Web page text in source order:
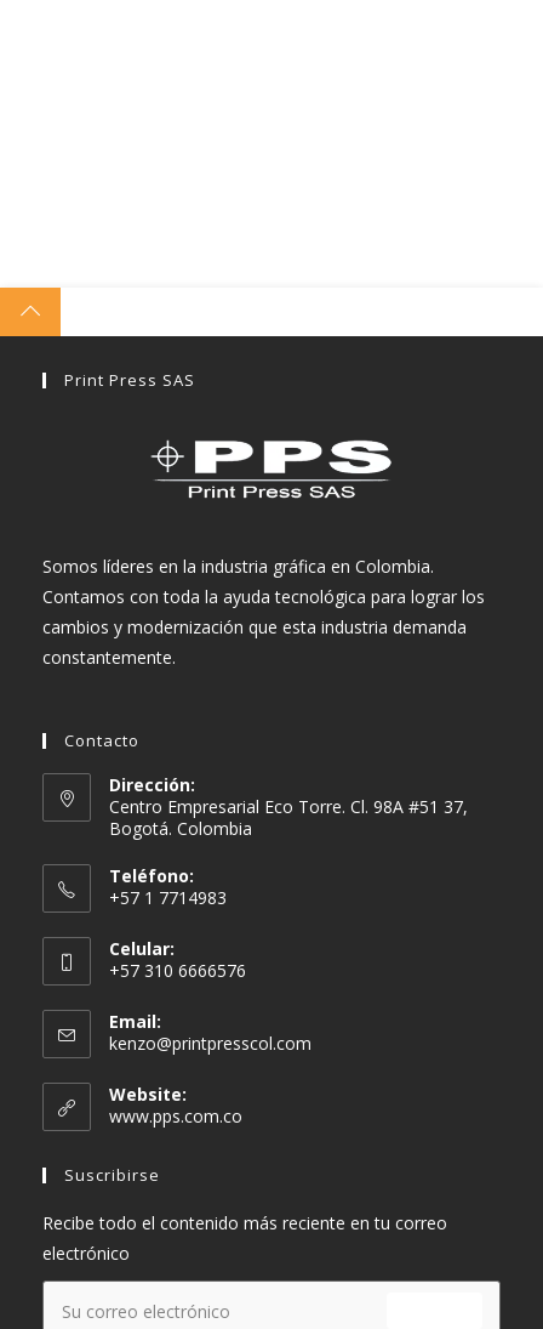
Print Press SAS
Somos líderes en la industria gráfica en Colombia.
Contamos con toda la ayuda tecnológica para lograr los
cambios y modernización que esta industria demanda
constantemente.
Contacto
Dirección:
Centro Empresarial Eco Torre. Cl. 98A #51 37,
Bogotá. Colombia
Teléfono:
+57 1 7714983
Celular:
+57 310 6666576
Email:
kenzo@printpresscol.com
Website:
www.pps.com.co
Suscribirse
Recibe todo el contenido más reciente en tu correo
electrónico